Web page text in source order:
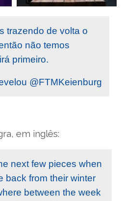
trazendo de volta o
não temos
primeiro.
@FTMKeienburg
em inglês:
next few pieces when
back from their winter
between the week